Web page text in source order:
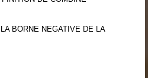
BORNE NEGATIVE DE LA